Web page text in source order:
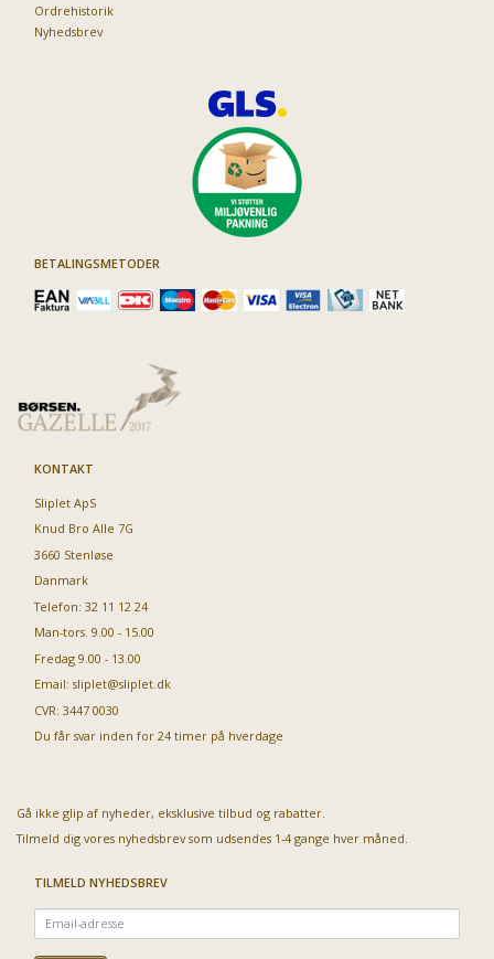
Ordrehistorik
Nyhedsbrev
BETALINGSMETODER
KONTAKT
Sliplet ApS
Knud Bro Alle 7G
3660 Stenløse
Danmark
Telefon: 32 11 12 24
Man-tors. 9.00 - 15.00
Fredag 9.00 - 13.00
Email: sliplet@sliplet.dk
CVR: 3447 0030
Du får svar inden for 24 timer på hverdage
Gå ikke glip af nyheder, eksklusive tilbud og rabatter.
Tilmeld dig vores nyhedsbrev som udsendes 1-4 gange hver måned.
TILMELD NYHEDSBREV
Email-
adresse